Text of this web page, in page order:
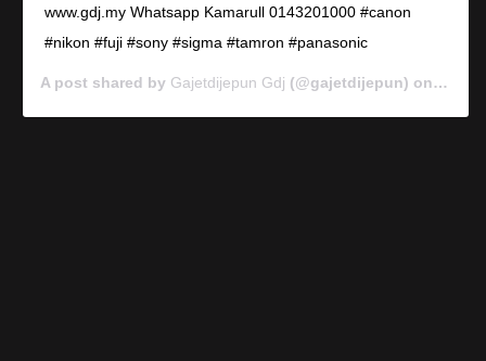
www.gdj.my Whatsapp Kamarull 0143201000 #canon
#nikon #fuji #sony #sigma #tamron #panasonic
A post shared by Gajetdijepun Gdj (@gajetdijepun) on Jan 7,